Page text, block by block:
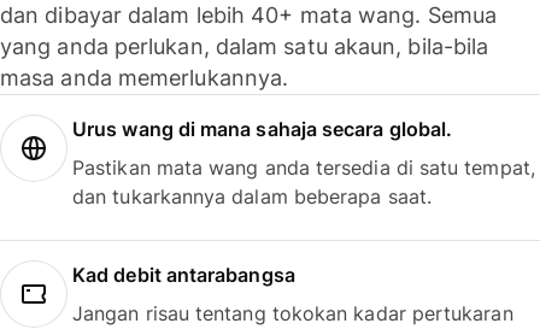
dan dibayar dalam lebih 40+ mata wang. Semua
yang anda perlukan, dalam satu akaun, bila-bila
masa anda memerlukannya.
Urus wang di mana sahaja secara global.
Pastikan mata wang anda tersedia di satu tempat,
dan tukarkannya dalam beberapa saat.
Kad debit antarabangsa
Jangan risau tentang tokokan kadar pertukaran